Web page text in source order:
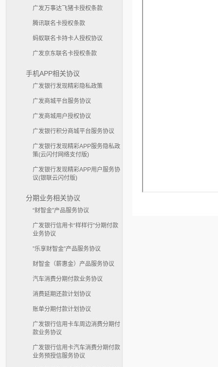
广发万事达飞猪卡授权条款
腾讯联名卡授权条款
蚂蚁联名卡持卡人授权协议
广发京东联名卡授权条款
手机APP相关协议
广发银行发现精彩隐私政策
广发商城平台服务协议
广发商城用户授权协议
广发银行积分商城平台服务协议
广发银行发现精彩APP服务隐私政
策(云闪付网络支付版)
广发银行发现精彩APP用户服务协
议(银联云闪付版)
分期业务相关协议
“财智金”产品服务协议
广发银行信用卡“样样行”分期付款
业务协议
”乐享财智金”产品服务协议
财智金（薪惠金）产品服务协议
汽车消费分期付款业务协议
消费延期还款计划协议
账单分期付款计划协议
广发银行信用卡车周边消费分期付
款业务协议
广发银行信用卡汽车消费分期付款
业务预授信服务协议